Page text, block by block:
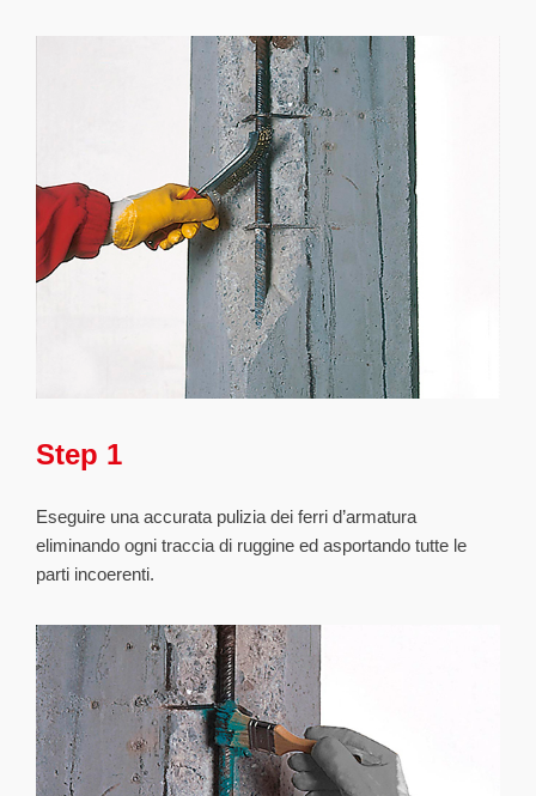
Step 1
Eseguire una accurata pulizia dei ferri d’armatura
eliminando ogni traccia di ruggine ed asportando tutte le
parti incoerenti.